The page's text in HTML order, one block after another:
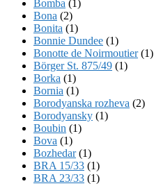
Bomba (1)
Bona (2)
Bonita (1)
Bonnie Dundee (1)
Bonotte de Noirmoutier(1)
Börger St. 875/49 (1)
Borka (1)
Bornia (1)
Borodyanska rozheva (2)
Borodyansky (1)
Boubin (1)
Bova (1)
Bozhedar(1)
BRA 15/33 (1)
BRA 23/33 (1)